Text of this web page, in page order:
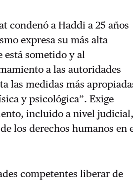
condenó a Haddi a 25 años
expresa su más alta
está sometido y al
a las autoridades
las medidas más
y psicológica”. Exige
incluido a nivel judicial,
los derechos humanos en
competentes liberar de